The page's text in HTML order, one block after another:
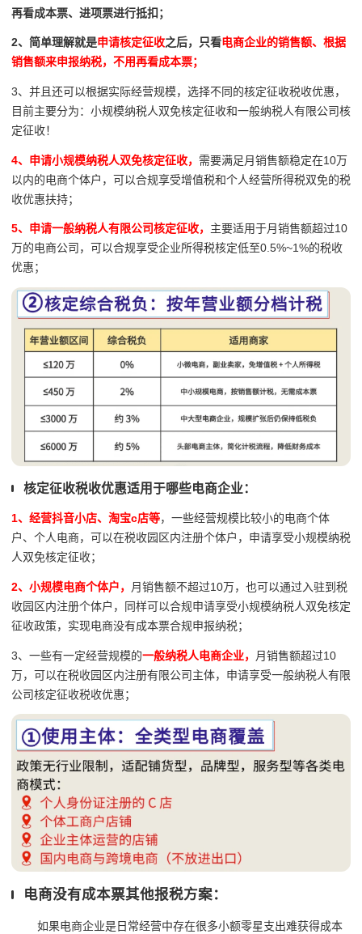
再看成本票、进项票进行抵扣；
2、简单理解就是申请核定征收之后，只看电商企业的销售额、根据
销售额来申报纳税，不用再看成本票；
3、并且还可以根据实际经营规模，选择不同的核定征收税收优惠，
目前主要分为：小规模纳税人双免核定征收和一般纳税人有限公司核
定征收！
4、申请小规模纳税人双免核定征收， 需要满足月销售额稳定在10万
以内的电商个体户，可以合规享受增值税和个人经营所得税双免的税
收优惠扶持；
5、申请一般纳税人有限公司核定征收， 主要适用于月销售额超过10
万的电商公司，可以合规享受企业所得税核定低至0.5%~1%的税收
优惠；
核定征收税收优惠适用于哪些电商企业：
1、经营抖音小店、淘宝c店等，一些经营规模比较小的电商个体
户、个人电商，可以在税收园区内注册个体户，申请享受小规模纳税
人双免核定征收；
2、小规模电商个体户，
月销售额不超过10万，也可以通过入驻到税
收园区内注册个体户，同样可以合规申请享受小规模纳税人双免核定
征收政策，实现电商没有成本票合规申报纳税；
3、一些有一定经营规模的一般纳税人电商企业，
月销售额超过10
万，可以在税收园区内注册有限公司主体，申请享受一般纳税人有限
公司核定征收税收优惠；
电商没有成本票其他报税方案：
如果电商企业是日常经营中存在很多小额零星支出难获得成本